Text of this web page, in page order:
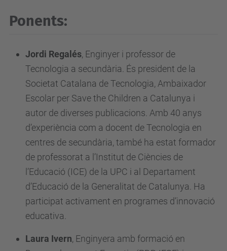
/Ponents:
Jordi Regalés, Enginyer i professor de
Tecnologia a secundària. És president de la
Societat Catalana de Tecnologia, Ambaixador
Escolar per Save the Children a Catalunya i
autor de diverses publicacions. Amb 40 anys
d’experiència com a docent de Tecnologia en
centres de secundària, també ha estat formador
de professorat a l’Institut de Ciències de
l’Educació (ICE) de la UPC i al Departament
d’Educació de la Generalitat de Catalunya. Ha
participat activament en programes d’innovació
educativa.
Laura Ivern, Enginyera amb formació en